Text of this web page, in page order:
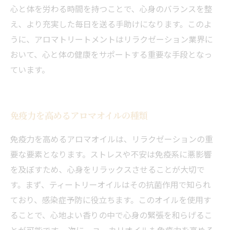
心と体を労わる時間を持つことで、心身のバランスを整
え、より充実した毎日を送る手助けになります。このよ
うに、アロマトリートメントはリラクゼーション業界に
おいて、心と体の健康をサポートする重要な手段となっ
ています。
免疫力を高めるアロマオイルの種類
免疫力を高めるアロマオイルは、リラクゼーションの重
要な要素となります。ストレスや不安は免疫系に悪影響
を及ぼすため、心身をリラックスさせることが大切で
す。まず、ティートリーオイルはその抗菌作用で知られ
ており、感染症予防に役立ちます。このオイルを使用す
ることで、心地よい香りの中で心身の緊張を和らげるこ